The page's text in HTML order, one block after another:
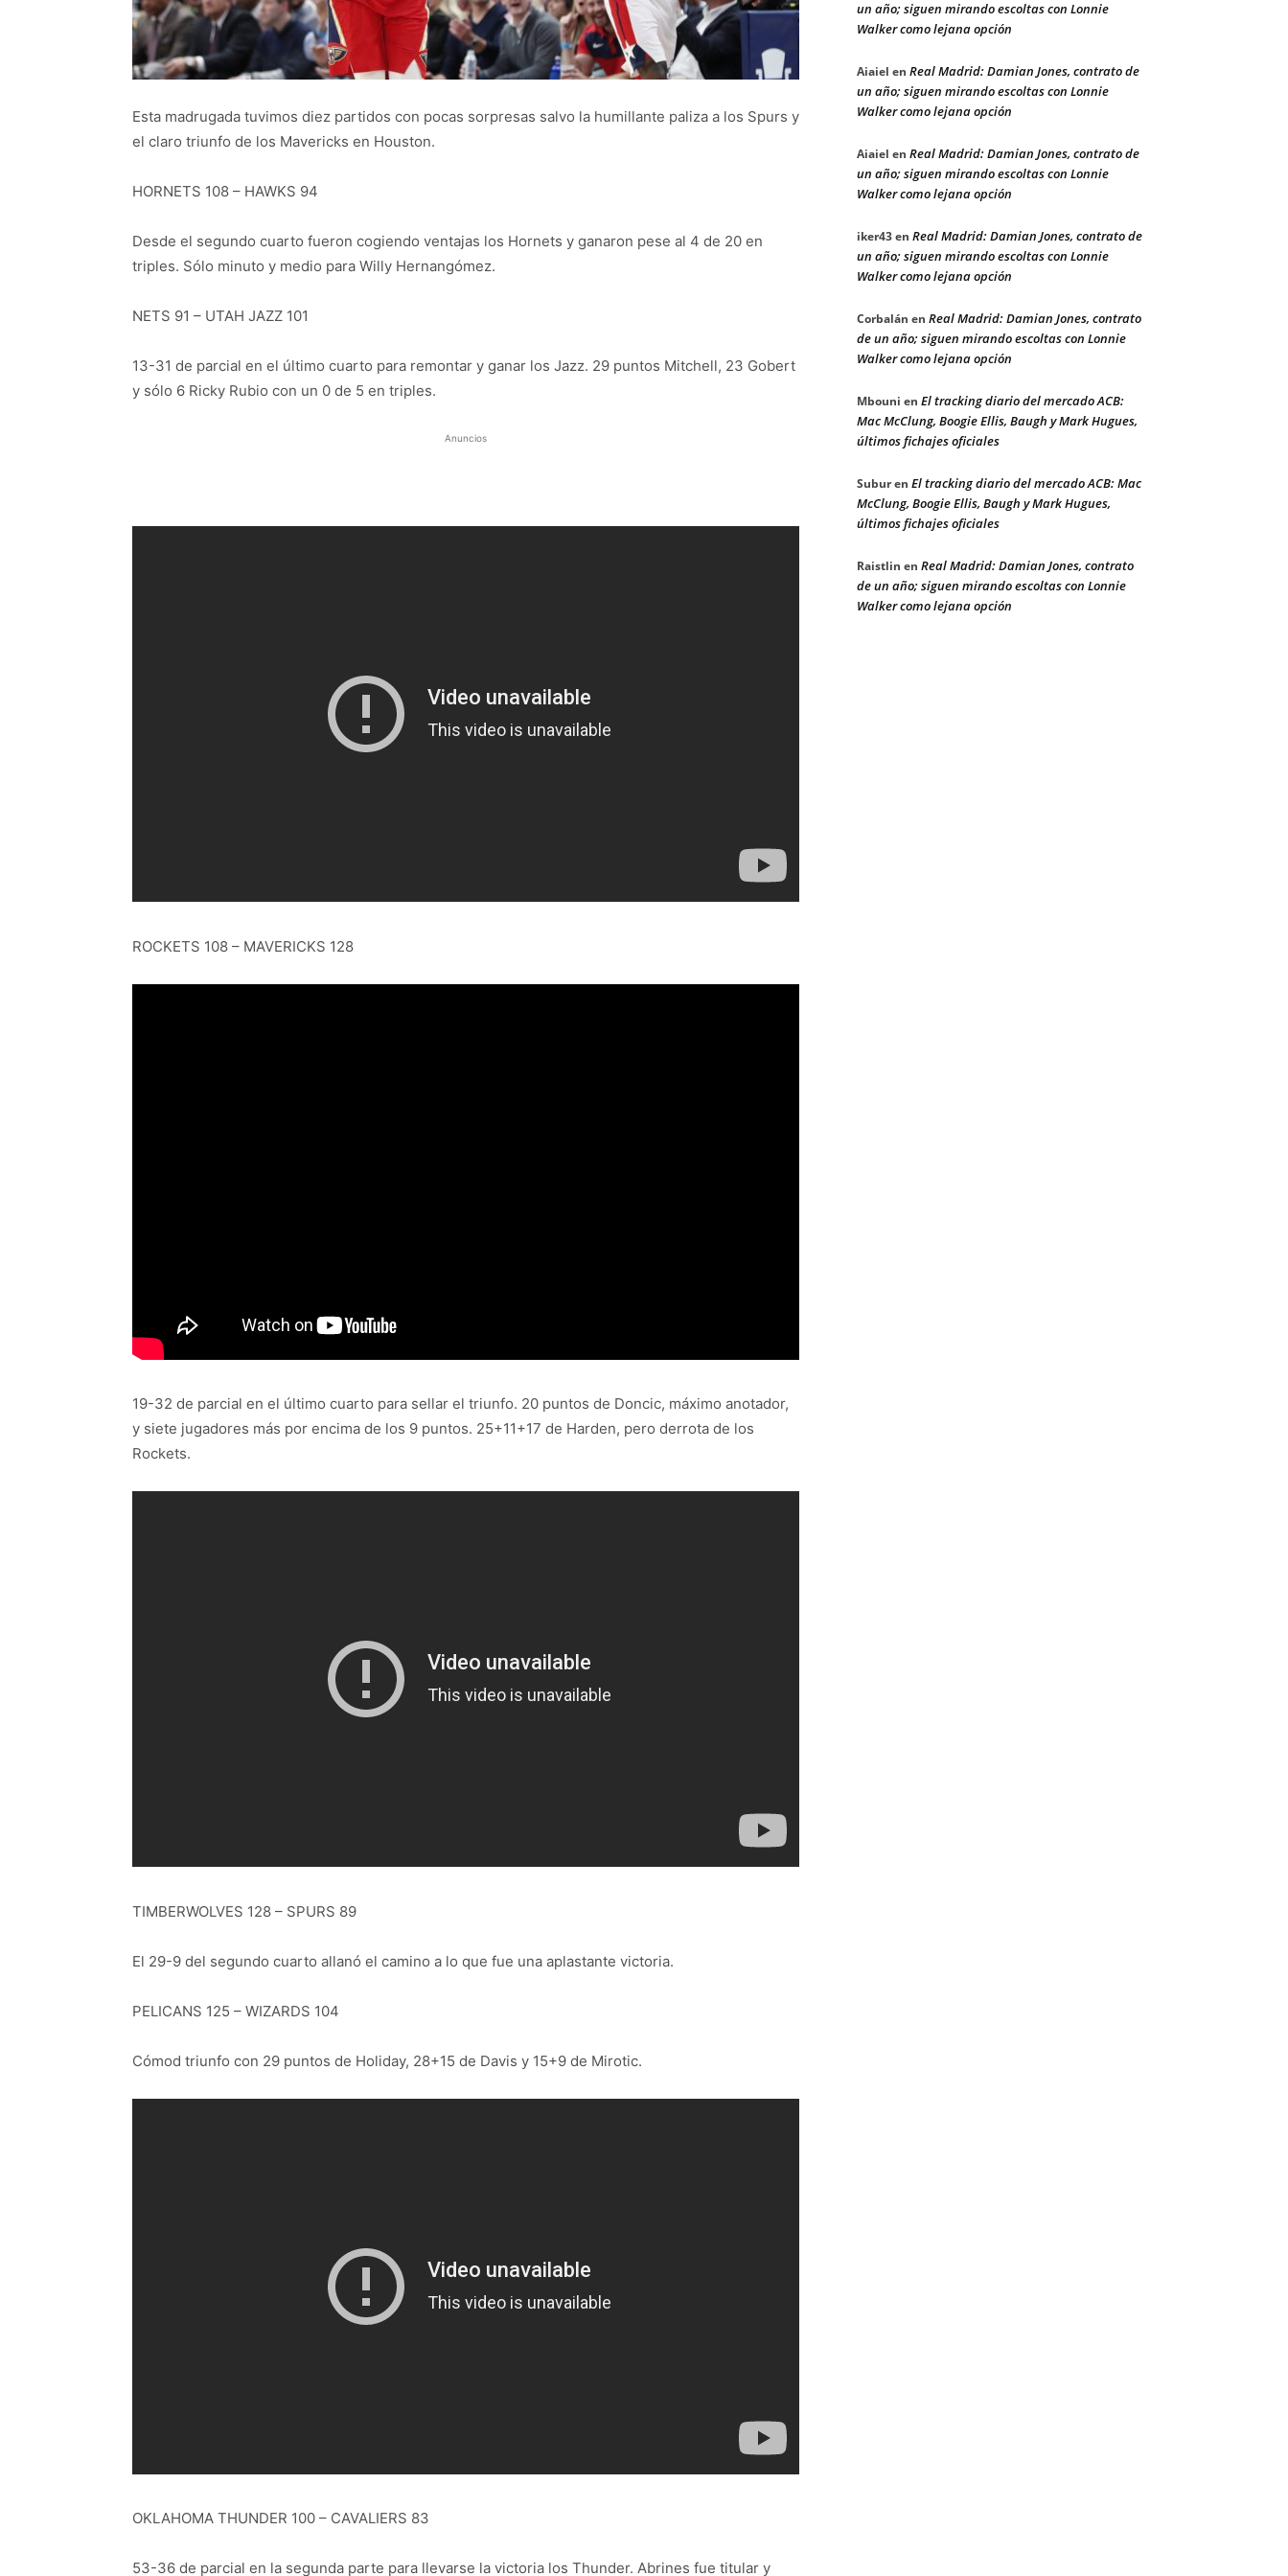
Esta madrugada tuvimos diez partidos con pocas sorpresas salvo la humillante paliza a los Spurs y
el claro triunfo de los Mavericks en Houston.
HORNETS 108 – HAWKS 94
Desde el segundo cuarto fueron cogiendo ventajas los Hornets y ganaron pese al 4 de 20 en
triples. Sólo minuto y medio para Willy Hernangómez.
NETS 91 – UTAH JAZZ 101
13-31 de parcial en el último cuarto para remontar y ganar los Jazz. 29 puntos Mitchell, 23 Gobert
y sólo 6 Ricky Rubio con un 0 de 5 en triples.
Anuncios
ROCKETS 108 – MAVERICKS 128
19-32 de parcial en el último cuarto para sellar el triunfo. 20 puntos de Doncic, máximo anotador,
y siete jugadores más por encima de los 9 puntos. 25+11+17 de Harden, pero derrota de los
Rockets.
TIMBERWOLVES 128 – SPURS 89
El 29-9 del segundo cuarto allanó el camino a lo que fue una aplastante victoria.
PELICANS 125 – WIZARDS 104
Cómod triunfo con 29 puntos de Holiday, 28+15 de Davis y 15+9 de Mirotic.
OKLAHOMA THUNDER 100 – CAVALIERS 83
53-36 de parcial en la segunda parte para llevarse la victoria los Thunder. Abrines fue titular y
un año; siguen mirando escoltas con Lonnie
Walker como lejana opción
Aiaiel en Real Madrid: Damian Jones, contrato de
un año; siguen mirando escoltas con Lonnie
Walker como lejana opción
Aiaiel en Real Madrid: Damian Jones, contrato de
un año; siguen mirando escoltas con Lonnie
Walker como lejana opción
iker43en Real Madrid: Damian Jones, contrato de
un año; siguen mirando escoltas con Lonnie
Walker como lejana opción
Corbalán en Real Madrid: Damian Jones, contrato
de un año; siguen mirando escoltas con Lonnie
Walker como lejana opción
Mbouni en El tracking diario del mercado ACB:
Mac McClung, Boogie Ellis, Baugh y Mark Hugues,
últimos fichajes oficiales
Suburen El tracking diario del mercado ACB: Mac
McClung, Boogie Ellis, Baugh y Mark Hugues,
últimos fichajes oficiales
Raistlin en Real Madrid: Damian Jones, contrato
de un año; siguen mirando escoltas con Lonnie
Walker como lejana opción